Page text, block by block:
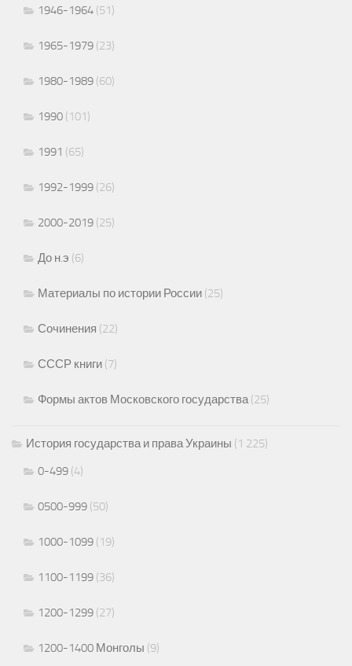
1946-1964 (51)
1965-1979 (23)
1980-1989 (60)
1990 (101)
1991 (65)
1992-1999 (26)
2000-2019 (25)
До н.э (6)
Материалы по истории России (25)
Сочинения (22)
СССР книги (7)
Формы актов Московского государства(25)
История государства и права Украины (1 225)
0-499 (4)
0500-999 (50)
1000-1099 (19)
1100-1199 (36)
1200-1299 (27)
1200-1400 Монголы (9)